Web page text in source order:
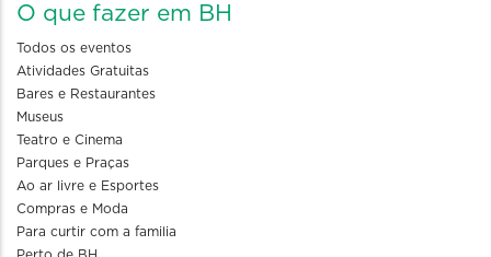
O que fazer em BH
Todos os eventos
Atividades Gratuitas
Bares e Restaurantes
Museus
Teatro e Cinema
Parques e Praças
Ao ar livre e Esportes
Compras e Moda
Para curtir com a familia